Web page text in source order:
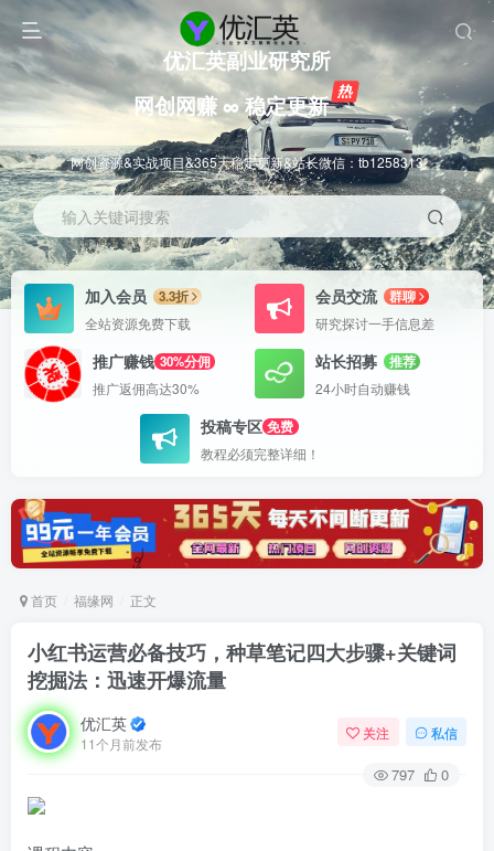
优汇英副业研究所
网创网赚 ∞ 稳定更新
网创资源&实战项目&365天稳定更新&站长微信：tb1258313
输入关键词搜索
加入会员
3.3折
全站资源免费下载
会员交流
群聊
研究探讨一手信息差
推广赚钱 30%分佣
推广返佣高达30%
站长招募
推荐
24小时自动赚钱
投稿专区 免费
教程必须完整详细！
首页 福缘网 正文
小红书运营必备技巧，种草笔记四大步骤+关键词
挖掘法：迅速开爆流量
优汇英
11个月前发布
关注 私信
797 0